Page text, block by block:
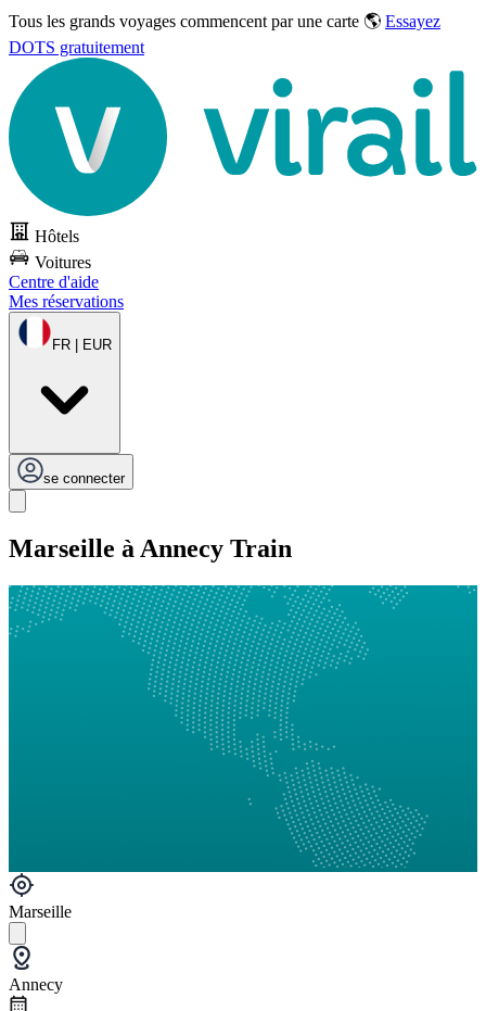
Tous les grands voyages commencent par une carte 🌎 Essayez
DOTS gratuitement
Hôtels
Voitures
Centre d'aide
Mes réservations
FR | EUR
se connecter
Marseille à Annecy Train
Marseille
Annecy